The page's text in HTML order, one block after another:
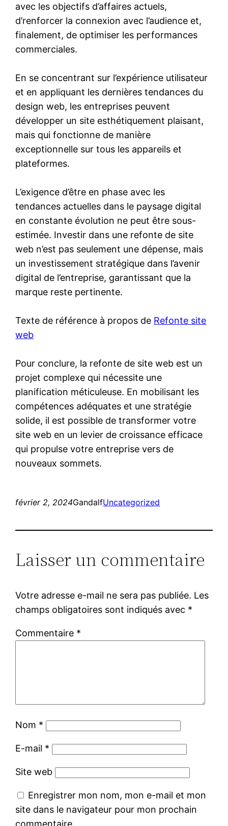
avec les objectifs d’affaires actuels,
d’renforcer la connexion avec l’audience et,
finalement, de optimiser les performances
commerciales.
En se concentrant sur l’expérience utilisateur
et en appliquant les dernières tendances du
design web, les entreprises peuvent
développer un site esthétiquement plaisant,
mais qui fonctionne de manière
exceptionnelle sur tous les appareils et
plateformes.
L’exigence d’être en phase avec les
tendances actuelles dans le paysage digital
en constante évolution ne peut être sous-
estimée. Investir dans une refonte de site
web n’est pas seulement une dépense, mais
un investissement stratégique dans l’avenir
digital de l’entreprise, garantissant que la
marque reste pertinente.
Texte de référence à propos de Refonte site
web
Pour conclure, la refonte de site web est un
projet complexe qui nécessite une
planification méticuleuse. En mobilisant les
compétences adéquates et une stratégie
solide, il est possible de transformer votre
site web en un levier de croissance efficace
qui propulse votre entreprise vers de
nouveaux sommets.
février 2, 2024GandalfUncategorized
Laisser un commentaire
Votre adresse e-mail ne sera pas publiée. Les
champs obligatoires sont indiqués avec *
Commentaire *
Nom *
E-mail *
Site web
Enregistrer mon nom, mon e-mail et mon
site dans le navigateur pour mon prochain
commentaire.